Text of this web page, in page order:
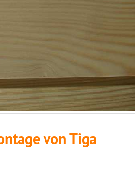
von Tiga